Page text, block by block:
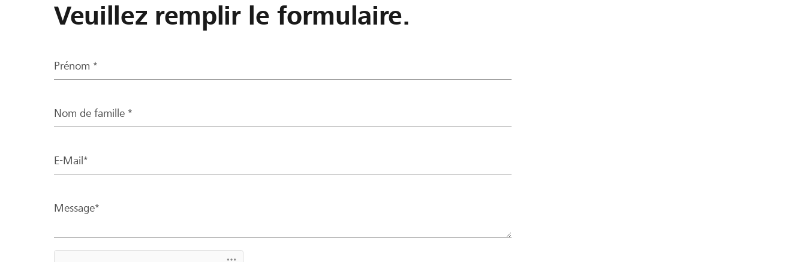
Veuillez remplir le formulaire.
Prénom *
Nom de famille *
E-Mail*
Message*